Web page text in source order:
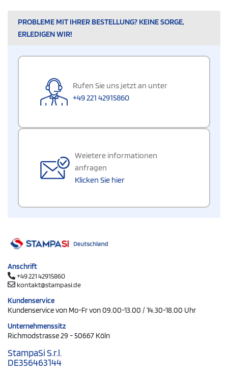
PROBLEME MIT IHRER BESTELLUNG? KEINE SORGE,
ERLEDIGEN WIR!
Rufen Sie uns jetzt an unter
+49 221 42915860
Weietere informationen
anfragen
Klicken Sie hier
Anschrift
+49 221 42915860
kontakt@stampasi.de
Kundenservice
Kundenservice von Mo-Fr von 09.00-13.00 / 14.30-18.00 Uhr
Unternehmenssitz
Richmodstrasse 29 - 50667 Köln
StampaSi S.r.l.
DE356463144